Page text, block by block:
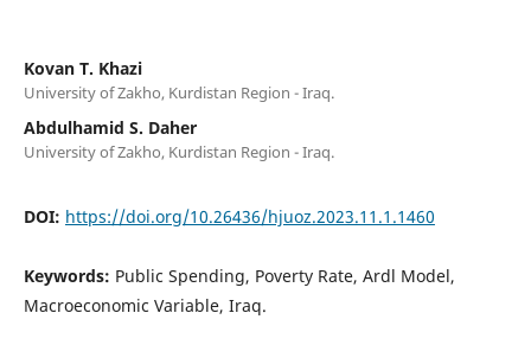
Kovan T. Khazi
University of Zakho, Kurdistan Region - Iraq.
Abdulhamid S. Daher
University of Zakho, Kurdistan Region - Iraq.
DOI: https://doi.org/10.26436/hjuoz.2023.11.1.1460
Keywords: Public Spending, Poverty Rate, Ardl Model,
Macroeconomic Variable, Iraq.